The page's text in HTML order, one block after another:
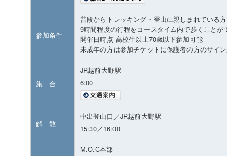
参加条件
普段からトレッキング・登山に親しまれている
9時間程度の行程をコースタイム内で歩くことが
開催日時点 高校生以上70歳以下参加可能
未成年の方は参加チケットに保護者の方のサイ
集 合
JR越前大野駅
6:00
解 散
中出登山口／JR越前大野駅
15:30／16:00
M.O.C本部